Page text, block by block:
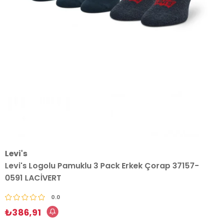
Levi's
Levi's Logolu Pamuklu 3 Pack Erkek Çorap 37157-
0591 LACİVERT
0.0
₺386,91